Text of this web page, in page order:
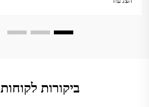
ביקורות לקוחות